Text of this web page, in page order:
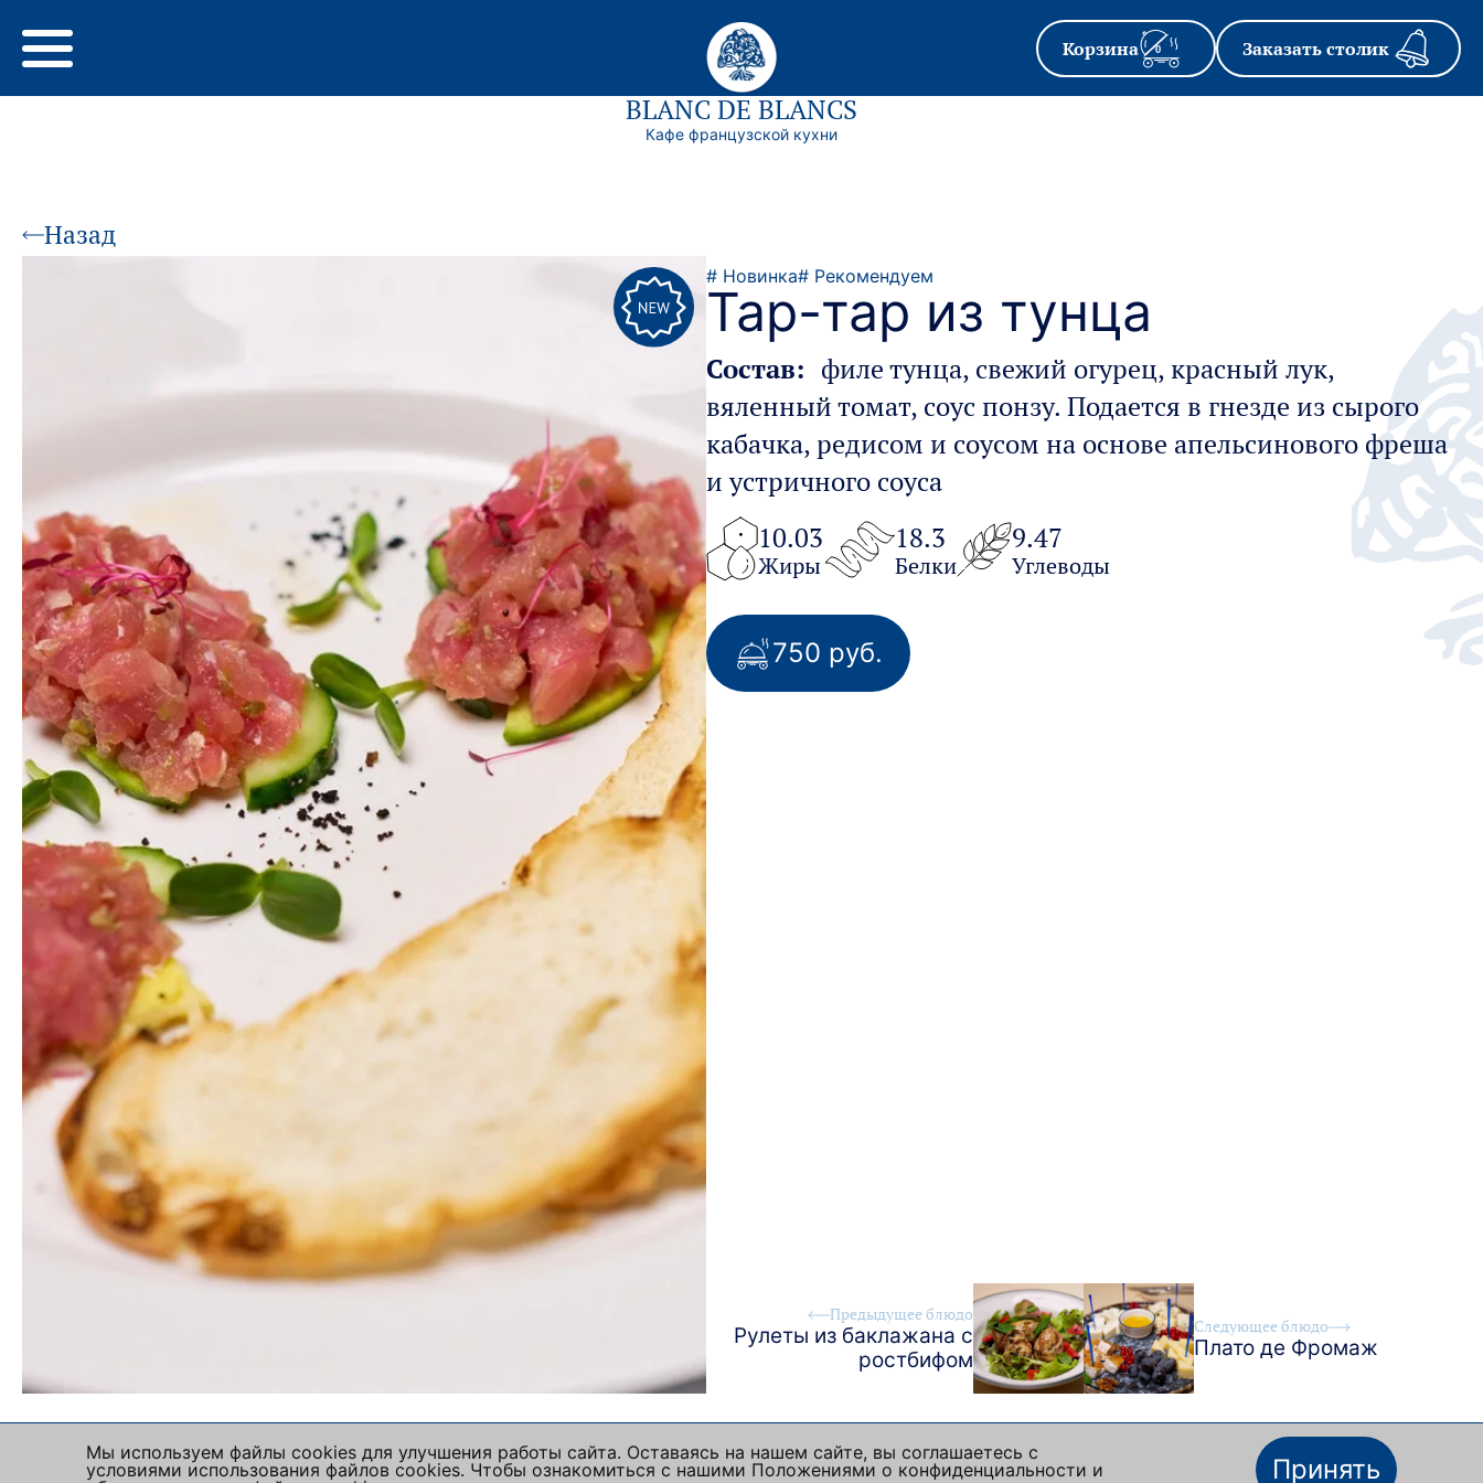
BLANC DE BLANCS
Кафе французcкой кухни
Корзина 0 Заказать столик
Назад
# Новинка# Рекомендуем
Тар-тар из тунца
Состав: филе тунца, свежий огурец, красный лук,
вяленный томат, соус понзу. Подается в гнезде из сырого
кабачка, редисом и соусом на основе апельсинового фреша
и устричного соуса
10.03
Жиры
18.3
Белки
9.47
Углеводы
750 руб.
Предыдущее блюдо
Рулеты из баклажана с
ростбифом
Следующее блюдо
Плато де Фромаж
Мы используем файлы cookies для улучшения работы сайта. Оставаясь на нашем сайте, вы соглашаетесь с
условиями использования файлов cookies. Чтобы ознакомиться с нашими Положениями о конфиденциальности и
Принять